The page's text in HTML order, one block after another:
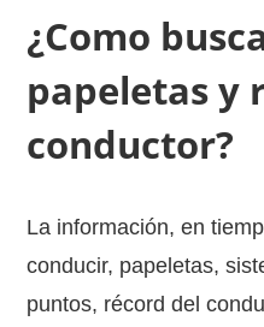
¿Como
papeletas y
conductor?
La información, en
conducir, papeletas,
puntos, récord del